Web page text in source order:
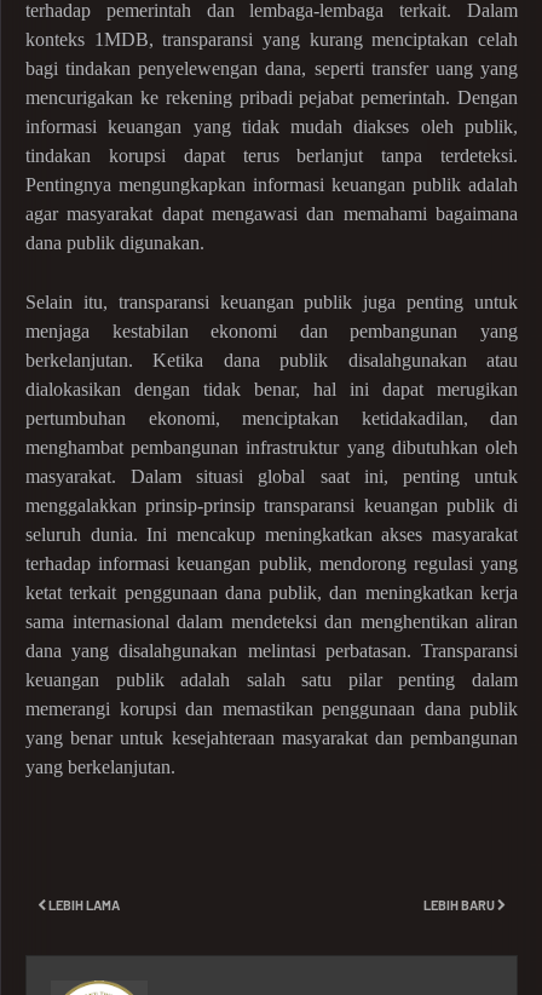
terhadap pemerintah dan lembaga-lembaga terkait. Dalam
konteks 1MDB, transparansi yang kurang menciptakan celah
bagi tindakan penyelewengan dana, seperti transfer uang yang
mencurigakan ke rekening pribadi pejabat pemerintah. Dengan
informasi keuangan yang tidak mudah diakses oleh publik,
tindakan korupsi dapat terus berlanjut tanpa terdeteksi.
Pentingnya mengungkapkan informasi keuangan publik adalah
agar masyarakat dapat mengawasi dan memahami bagaimana
dana publik digunakan.
Selain itu, transparansi keuangan publik juga penting untuk
menjaga kestabilan ekonomi dan pembangunan yang
berkelanjutan. Ketika dana publik disalahgunakan atau
dialokasikan dengan tidak benar, hal ini dapat merugikan
pertumbuhan ekonomi, menciptakan ketidakadilan, dan
menghambat pembangunan infrastruktur yang dibutuhkan oleh
masyarakat. Dalam situasi global saat ini, penting untuk
menggalakkan prinsip-prinsip transparansi keuangan publik di
seluruh dunia. Ini mencakup meningkatkan akses masyarakat
terhadap informasi keuangan publik, mendorong regulasi yang
ketat terkait penggunaan dana publik, dan meningkatkan kerja
sama internasional dalam mendeteksi dan menghentikan aliran
dana yang disalahgunakan melintasi perbatasan. Transparansi
keuangan publik adalah salah satu pilar penting dalam
memerangi korupsi dan memastikan penggunaan dana publik
yang benar untuk kesejahteraan masyarakat dan pembangunan
yang berkelanjutan.
LEBIH BARU
LEBIH LAMA